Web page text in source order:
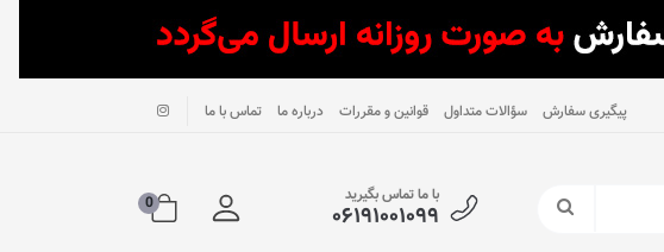
پیگیری سفارش سؤالات متداول قوانین و مقررات درباره ما تماس با ما
با ما تماس بگیرید
۰۶۱۹۱۰۰۱۰۹۹ 0